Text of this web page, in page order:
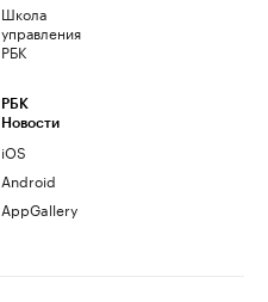
Школа
управления
РБК
РБК
Новости
iOS
Android
AppGallery